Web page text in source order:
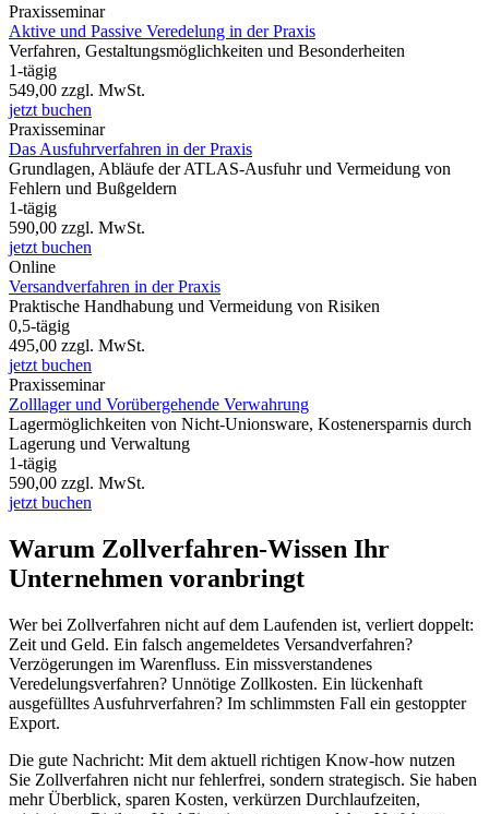
Praxisseminar
Aktive und Passive Veredelung in der Praxis
Verfahren, Gestaltungsmöglichkeiten und Besonderheiten
1-tägig
549,00 zzgl. MwSt.
jetzt buchen
Praxisseminar
Das Ausfuhrverfahren in der Praxis
Grundlagen, Abläufe der ATLAS-Ausfuhr und Vermeidung von
Fehlern und Bußgeldern
1-tägig
590,00 zzgl. MwSt.
jetzt buchen
Online
Versandverfahren in der Praxis
Praktische Handhabung und Vermeidung von Risiken
0,5-tägig
495,00 zzgl. MwSt.
jetzt buchen
Praxisseminar
Zolllager und Vorübergehende Verwahrung
Lagermöglichkeiten von Nicht-Unionsware, Kostenersparnis durch
Lagerung und Verwaltung
1-tägig
590,00 zzgl. MwSt.
jetzt buchen
Warum Zollverfahren-Wissen Ihr
Unternehmen voranbringt
Wer bei Zollverfahren nicht auf dem Laufenden ist, verliert doppelt:
Zeit und Geld. Ein falsch angemeldetes Versandverfahren?
Verzögerungen im Warenfluss. Ein missverstandenes
Veredelungsverfahren? Unnötige Zollkosten. Ein lückenhaft
ausgefülltes Ausfuhrverfahren? Im schlimmsten Fall ein gestoppter
Export.
Die gute Nachricht: Mit dem aktuell richtigen Know-how nutzen
Sie Zollverfahren nicht nur fehlerfrei, sondern strategisch. Sie haben
mehr Überblick, sparen Kosten, verkürzen Durchlaufzeiten,